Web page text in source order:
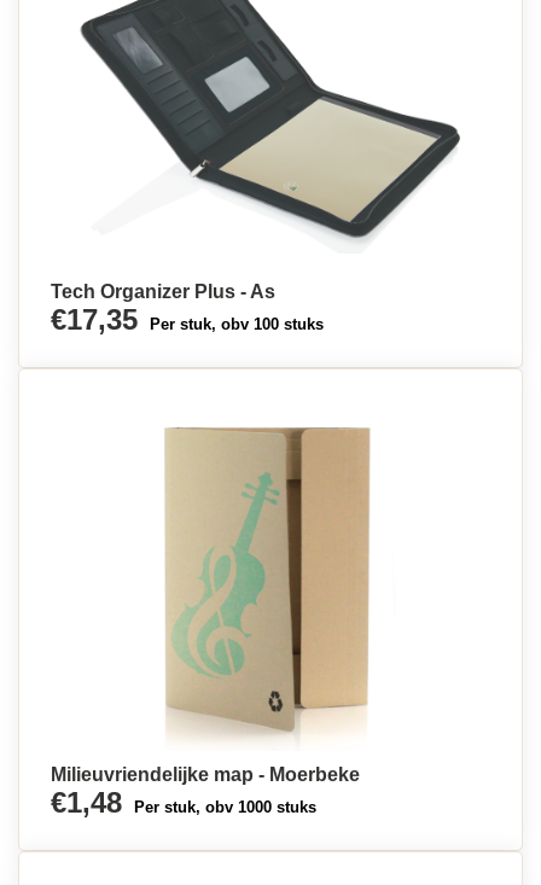
Tech Organizer Plus - As
€17,35 Per stuk, obv 100 stuks
Milieuvriendelijke map - Moerbeke
€1,48 Per stuk, obv 1000 stuks